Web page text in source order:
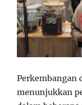
Perkembangan
menunjukkan